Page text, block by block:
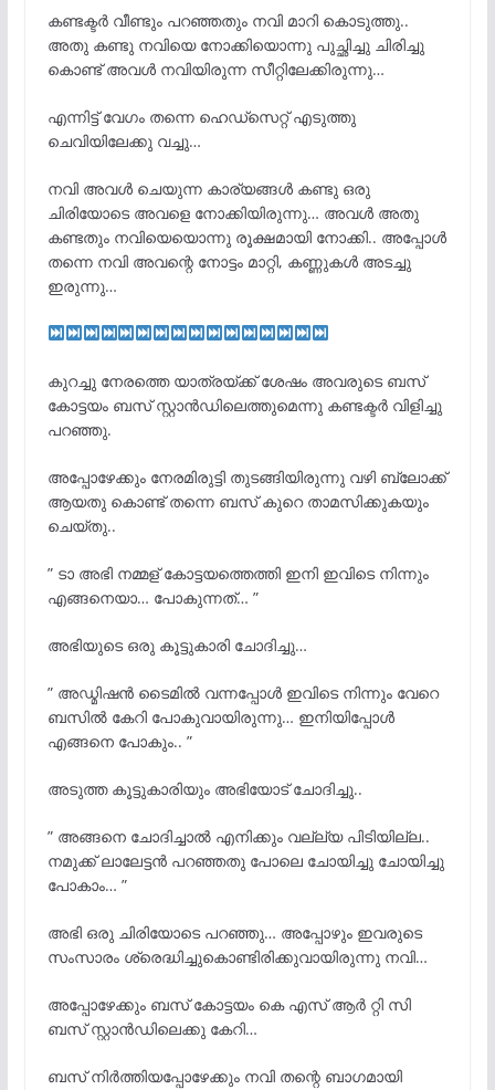
കണ്ടക്ടർ വീണ്ടും പറഞ്ഞതും നവി മാറി കൊടുത്തു..
അതു കണ്ടു നവിയെ നോക്കിയൊന്നു പുച്ഛിച്ചു ചിരിച്ചു
കൊണ്ട് അവൾ നവിയിരുന്ന സീറ്റിലേക്കിരുന്നു…
എന്നിട്ട് വേഗം തന്നെ ഹെഡ്‌സെറ്റ് എടുത്തു
ചെവിയിലേക്കു വച്ചു…
നവി അവൾ ചെയുന്ന കാര്യങ്ങൾ കണ്ടു ഒരു
ചിരിയോടെ അവളെ നോക്കിയിരുന്നു… അവൾ അതു
കണ്ടതും നവിയെയൊന്നു രൂക്ഷമായി നോക്കി.. അപ്പോൾ
തന്നെ നവി അവന്റെ നോട്ടം മാറ്റി, കണ്ണുകൾ അടച്ചു
ഇരുന്നു…
കുറച്ചു നേരത്തെ യാത്രയ്ക്ക് ശേഷം അവരുടെ ബസ്
കോട്ടയം ബസ് സ്റ്റാൻഡിലെത്തുമെന്നു കണ്ടക്ടർ വിളിച്ചു
പറഞ്ഞു.
അപ്പോഴേക്കും നേരമിരുട്ടി തുടങ്ങിയിരുന്നു വഴി ബ്ലോക്ക്
ആയതു കൊണ്ട് തന്നെ ബസ് കുറെ താമസിക്കുകയും
ചെയ്തു..
” ടാ അഭി നമ്മള് കോട്ടയത്തെത്തി ഇനി ഇവിടെ നിന്നും
എങ്ങനെയാ… പോകുന്നത്… ”
അഭിയുടെ ഒരു കൂട്ടുകാരി ചോദിച്ചു…
” അഡ്മിഷൻ ടൈമിൽ വന്നപ്പോൾ ഇവിടെ നിന്നും വേറെ
ബസിൽ കേറി പോകുവായിരുന്നു… ഇനിയിപ്പോൾ
എങ്ങനെ പോകും.. ”
അടുത്ത കൂട്ടുകാരിയും അഭിയോട് ചോദിച്ചു..
” അങ്ങനെ ചോദിച്ചാൽ എനിക്കും വല്ല്യ പിടിയില്ല..
നമുക്ക് ലാലേട്ടൻ പറഞ്ഞതു പോലെ ചോയിച്ചു ചോയിച്ചു
പോകാം… ”
അഭി ഒരു ചിരിയോടെ പറഞ്ഞു… അപ്പോഴും ഇവരുടെ
സംസാരം ശ്രെദ്ധിച്ചുകൊണ്ടിരിക്കുവായിരുന്നു നവി…
അപ്പോഴേക്കും ബസ് കോട്ടയം കെ എസ് ആർ റ്റി സി
ബസ് സ്റ്റാൻഡിലെക്കു കേറി…
ബസ് നിർത്തിയപ്പോഴേക്കും നവി തന്റെ ബാഗമായി